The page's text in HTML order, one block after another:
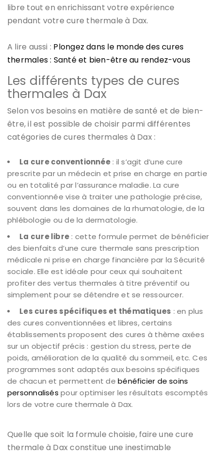
libre tout en enrichissant votre expérience
pendant votre cure thermale à Dax.
A lire aussi : Plongez dans le monde des cures
thermales : Santé et bien-être au rendez-vous
Les différents types de cures
thermales à Dax
Selon vos besoins en matière de santé et de bien-
être, il est possible de choisir parmi différentes
catégories de cures thermales à Dax :
La cure conventionnée: il s’agit d’une cure
prescrite par un médecin et prise en charge en partie
ou en totalité par l’assurance maladie. La cure
conventionnée vise à traiter une pathologie précise,
souvent dans les domaines de la rhumatologie, de la
phlébologie ou de la dermatologie.
La cure libre : cette formule permet de bénéficier
des bienfaits d’une cure thermale sans prescription
médicale ni prise en charge financière par la Sécurité
sociale. Elle est idéale pour ceux qui souhaitent
profiter des vertus thermales à titre préventif ou
simplement pour se détendre et se ressourcer.
Les cures spécifiques et thématiques : en plus
des cures conventionnées et libres, certains
établissements proposent des cures à thème axées
sur un objectif précis : gestion du stress, perte de
poids, amélioration de la qualité du sommeil, etc. Ces
programmes sont adaptés aux besoins spécifiques
de chacun et permettent debénéficier de soins
personnalisés pour optimiser les résultats escomptés
lors de votre cure thermale à Dax.
Quelle que soit la formule choisie, faire une cure
thermale à Dax constitue une inestimable